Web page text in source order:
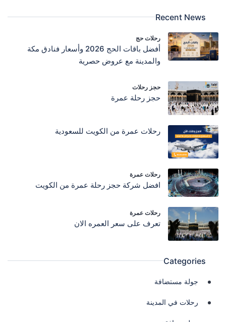
Recent News
رحلات حج
أفضل باقات الحج 2026 وأسعار فنادق مكة
والمدينة مع عروض حصرية
حجز رحلات
حجز رحلة عمرة
رحلات عمرة من الكويت للسعودية
رحلات عمرة
افضل شركة حجز رحلة عمرة من الكويت
رحلات عمرة
تعرف على سعر العمره الان
Categories
جولة مستضافة
رحلات في المدينة